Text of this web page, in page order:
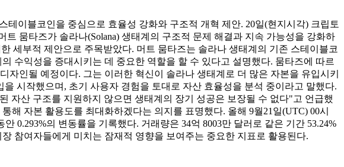
테이블코인을 중심으로 효율성 강화와 구조적 개혁 제안. 20일(현지시각) 크립토
뭄타즈가 솔라나(Solana) 생태계의 구조적 문제 해결과 지속 가능성을 강화하
세부적 제안으로 주목받았다. 머트 뭄타즈는 솔라나 생태계의 기존 스테이블코
수익성을 증대시키는 데 중요한 역할을 할 수 있다고 설명했다. 뭄타즈에 따르
인될 예정이다. 그는 이러한 혁신이 솔라나 생태계로 더 많은 자본을 유입시키
시작했으며, 초기 사용자 경험을 토대로 자산 효율성을 분석 중이라고 말했다.
자산 구조를 지원하지 않으면 생태계의 장기 성공은 보장될 수 없다"고 언급했
자본 활용도를 최대화하겠다는 의지를 표명했다. 올해 9월21일(UTC) 00시
0.293%의 변동률을 기록했다. 거래량은 34억 8003만 달러로 같은 기간 53.24%
참여자들에게 미치는 잠재적 영향을 보여주는 중요한 지표로 활용된다.